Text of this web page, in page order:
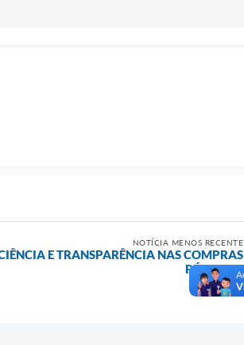
NOTÍCIA MENOS RECENTE
E TRANSPARÊNCIA NAS COMPRAS
PÚBLICAS